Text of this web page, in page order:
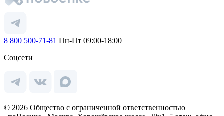
8 800 500-71-81 Пн-Пт 09:00-18:00
Соцсети
© 2026 Общество с ограниченной ответственностью